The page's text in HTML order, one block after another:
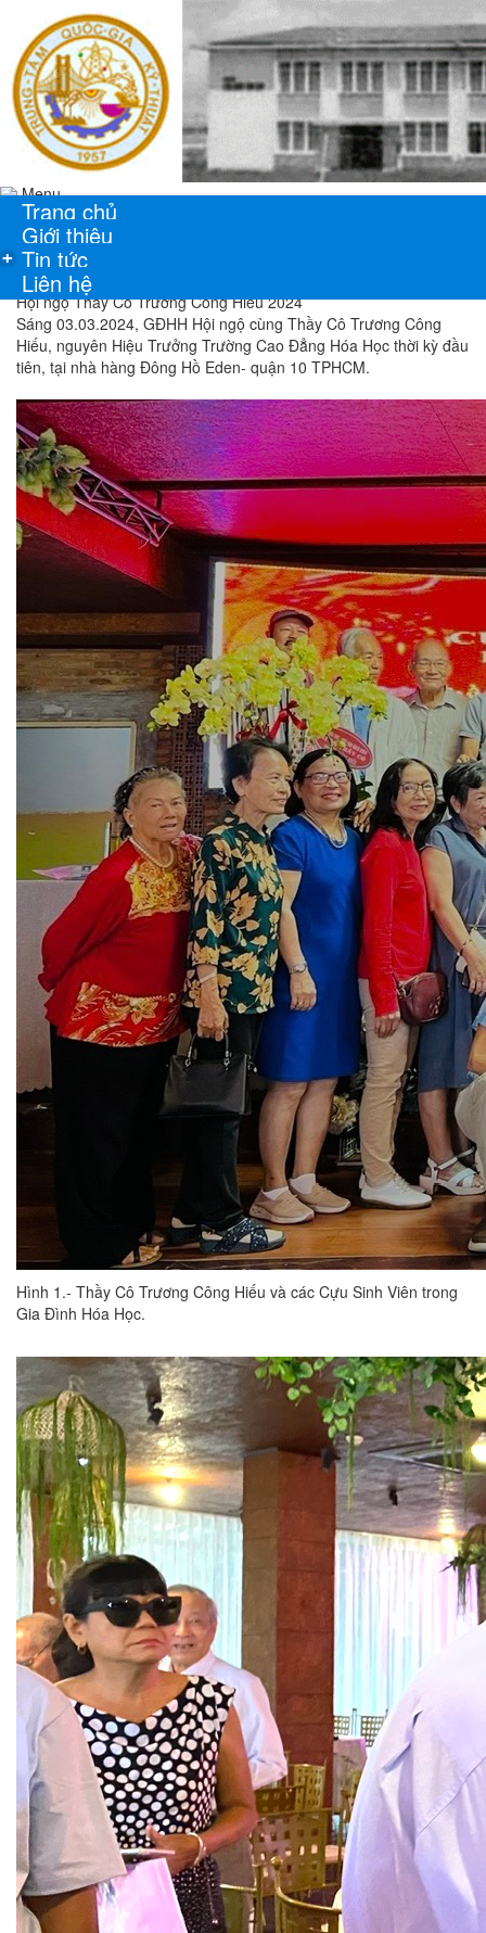
Menu
Trang chủ
Giới thiệu
+ Tin tức
Liên hệ
Hội ngộ Thầy Cô Trương Công Hiếu 2024
Sáng 03.03.2024, GĐHH Hội ngộ cùng Thầy Cô Trương Công
Hiếu, nguyên Hiệu Trưởng Trường Cao Đẳng Hóa Học thời kỳ đầu
tiên, tại nhà hàng Đông Hồ Eden- quận 10 TPHCM.
Hình 1.- Thầy Cô Trương Công Hiếu và các Cựu Sinh Viên trong
Gia Đình Hóa Học.